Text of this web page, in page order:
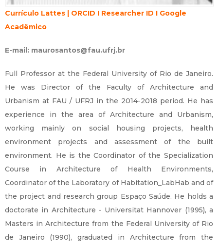
Currículo Lattes | ORCID I Researcher ID I Google
Acadêmico
E-mail: maurosantos@fau.ufrj.br
Full Professor at the Federal University of Rio de Janeiro.
He was Director of the Faculty of Architecture and
Urbanism at FAU / UFRJ in the 2014-2018 period. He has
experience in the area of Architecture and Urbanism,
working mainly on social housing projects, health
environment projects and assessment of the built
environment. He is the Coordinator of the Specialization
Course in Architecture of Health Environments,
Coordinator of the Laboratory of Habitation_LabHab and of
the project and research group Espaço Saúde. He holds a
doctorate in Architecture - Universitat Hannover (1995), a
Masters in Architecture from the Federal University of Rio
de Janeiro (1990), graduated in Architecture from the